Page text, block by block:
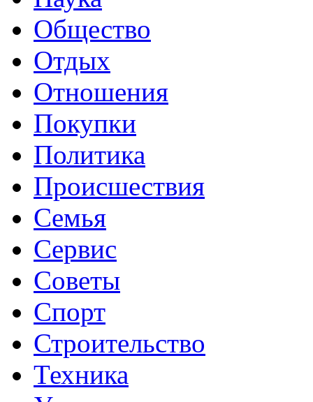
Общество
Отдых
Отношения
Покупки
Политика
Происшествия
Семья
Сервис
Советы
Спорт
Строительство
Техника